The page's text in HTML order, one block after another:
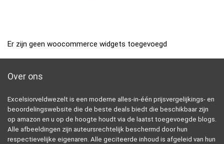
Er zijn geen woocommerce widgets toegevoegd
Over ons
Excelsiorveldwezelt is een moderne alles-in-één prijsvergelijkings- en
beoordelingswebsite die de beste deals biedt die beschikbaar zijn
op amazon en u op de hoogte houdt via de laatst toegevoegde blogs.
Alle afbeeldingen zijn auteursrechtelijk beschermd door hun
respectievelijke eigenaren. Alle geciteerde inhoud is afgeleid van hun